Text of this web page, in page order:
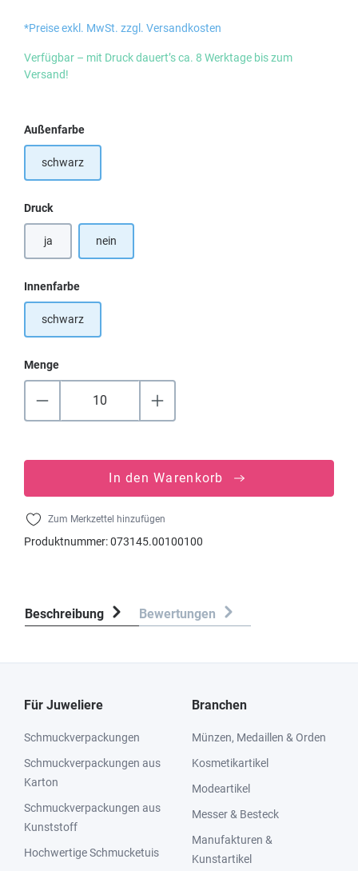
*Preise exkl. MwSt. zzgl. Versandkosten
Verfügbar – mit Druck dauert’s ca. 8 Werktage bis zum
Versand!
Außenfarbeauswählen
schwarz
Druckauswählen
ja nein
Innenfarbeauswählen
schwarz
Menge
In den Warenkorb
Zum Merkzettel hinzufügen
Produktnummer:073145.00100100
Beschreibung Bewertungen
Für Juweliere
Schmuckverpackungen
Schmuckverpackungen aus
Karton
Schmuckverpackungen aus
Kunststoff
Hochwertige Schmucketuis
Branchen
Münzen, Medaillen & Orden
Kosmetikartikel
Modeartikel
Messer & Besteck
Manufakturen &
Kunstartikel